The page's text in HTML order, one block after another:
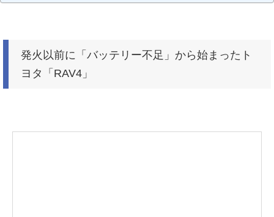
発火以前に「バッテリー不足」から始まったト
ヨタ「RAV4」